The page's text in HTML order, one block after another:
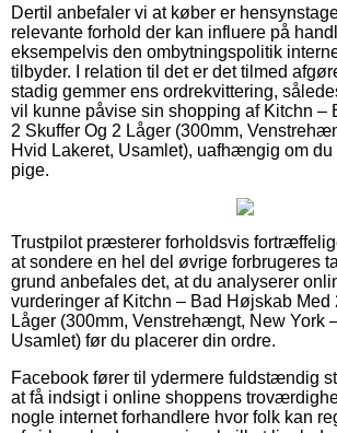
Dertil anbefaler vi at køber er
relevante forhold der kan influere på
eksempelvis den ombytningspolitik
tilbyder. I relation til det er det tilmed
stadig gemmer ens ordrekvittering,
vil kunne påvise sin shopping af Kitchn –
2 Skuffer Og 2 Låger (300mm,
Hvid Lakeret, Usamlet), uafhængig om
pige.
Trustpilot præsterer forholdsvis
at sondere en hel del øvrige forbrugeres
grund anbefales det, at du analyserer
vurderinger af Kitchn – Bad Højskab Med
Låger (300mm, Venstrehængt, New York
Usamlet) før du placerer din ordre.
Facebook fører til ydermere fuldstændig
at få indsigt i online shoppens
nogle internet forhandlere hvor folk kan